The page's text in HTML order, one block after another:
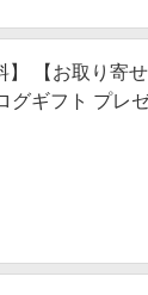
】 【お取り寄
グギフト プレ